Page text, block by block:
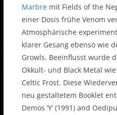
Marbremit Fields of the
einer Dosis frühe Venom
Atmosphärische
klarer Gesang ebenso wie
Growls. Beeinflusst wurde
Okkult- und Black Metal
Celtic Frost. Diese
neu gestaltetem Booklet
Demos ‘Y’ (1991) and